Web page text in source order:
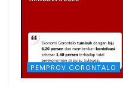
PEMPROV GORONTALO